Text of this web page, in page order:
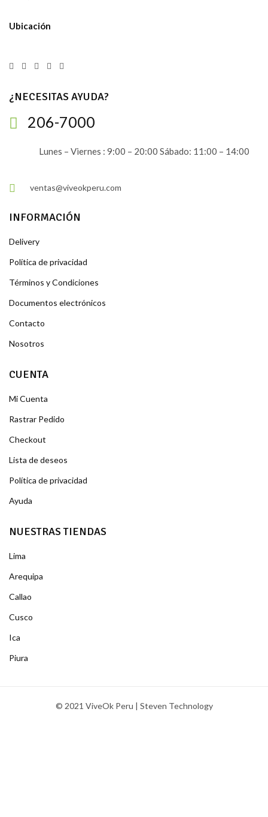
Ubicación
¿NECESITAS AYUDA?
206-7000
Lunes – Viernes : 9:00 – 20:00 Sábado: 11:00 – 14:00
ventas@viveokperu.com
INFORMACIÓN
Delivery
Política de privacidad
Términos y Condiciones
Documentos electrónicos
Contacto
Nosotros
CUENTA
Mi Cuenta
Rastrar Pedido
Checkout
Lista de deseos
Política de privacidad
Ayuda
NUESTRAS TIENDAS
Lima
Arequipa
Callao
Cusco
Ica
Piura
© 2021 ViveOk Peru | Steven Technology